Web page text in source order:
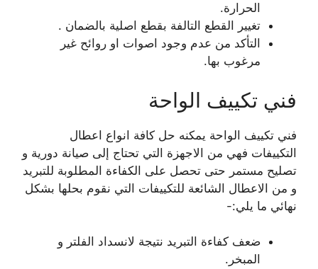
الحرارة.
تغيير القطع التالفة بقطع اصلية بالضمان .
التأكد من عدم وجود اصوات او روائح غير
مرغوب بها.
فني تكييف الواحة
فني تكييف الواحة يمكنه حل كافة انواع اعطال
التكييفات فهي من الاجهزة التي تحتاج إلى صيانة دورية و
تصليح مستمر حتى تحصل على الكفاءة المطلوبة للتبريد
و من الاعطال الشائعة للتكييفات التي نقوم بحلها بشكل
نهائي ما يلي:-
ضعف كفاءة التبريد نتيجة لانسداد الفلتر و
المبخر.